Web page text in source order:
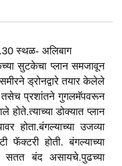
स्थळ- अलिबाग
सुटकेचा प्लान समजावून
समीरने ड्रोनद्वारे तयार केलेले
तसेच प्रशांतने गुगलमॅपवरून
डोक्यात प्लान
होता.बंगल्याच्या उजव्या
फॅक्टरी होती. बंगल्याच्या
बंद असायचे.पुढच्या